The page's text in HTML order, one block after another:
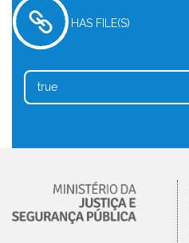
HAS FILE(S)
true